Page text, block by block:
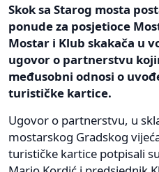
Skok sa Starog mosta
ponude za posjetioce
Mostar i Klub skakača u
ugovor o partnerstvu
međusobni odnosi o
turističke kartice.
Ugovor o partnerstvu, u
mostarskog Gradskog
turističke kartice potpisali